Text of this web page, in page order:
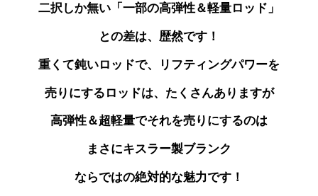
二択しか無い「一部の高弾性＆軽量ロッド」
との差は、歴然です！
重くて鈍いロッドで、リフティングパワーを
売りにするロッドは、たくさんありますが
高弾性＆超軽量でそれを売りにするのは
まさにキスラー製ブランク
ならではの絶対的な魅力です！